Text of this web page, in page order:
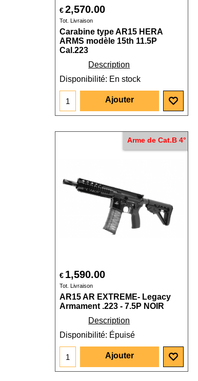
€2,570.00
Tot. Livraison
Carabine type AR15 HERA
ARMS modèle 15th 11.5P
Cal.223
Description
Disponibilité: En stock
Ajouter
Arme de Cat.B 4°
€ 1,590.00
Tot. Livraison
AR15 AR EXTREME- Legacy
Armament .223 - 7.5P NOIR
Description
Disponibilité: Épuisé
Ajouter